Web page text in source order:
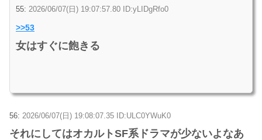
55: 2026/06/07(日) 19:07:57.80 ID:yLIDgRfo0
>>53
女はすぐに飽きる
56: 2026/06/07(日) 19:08:07.35 ID:ULC0YWuK0
それにしてはオカルトSF系ドラマが少ないよなあ